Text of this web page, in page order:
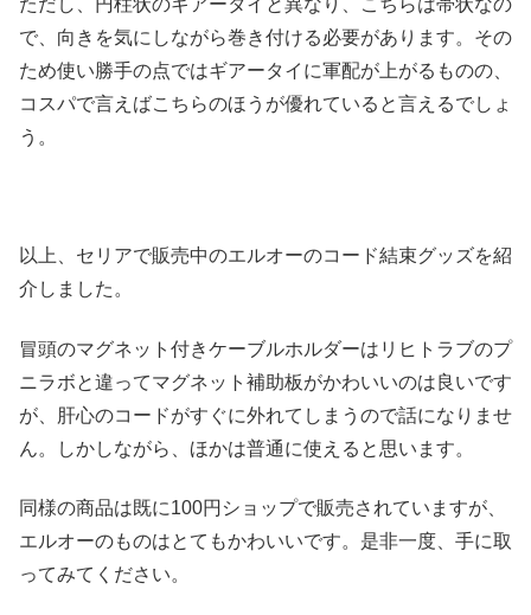
で、向きを気にしながら巻き付ける必要があります。その
ため使い勝手の点ではギアータイに軍配が上がるものの、
コスパで言えばこちらのほうが優れていると言えるでしょ
う。
以上、セリアで販売中のエルオーのコード結束グッズを紹
介しました。
冒頭のマグネット付きケーブルホルダーはリヒトラブのプ
ニラボと違ってマグネット補助板がかわいいのは良いです
が、肝心のコードがすぐに外れてしまうので話になりませ
ん。しかしながら、ほかは普通に使えると思います。
同様の商品は既に100円ショップで販売されていますが、
エルオーのものはとてもかわいいです。是非一度、手に取
ってみてください。